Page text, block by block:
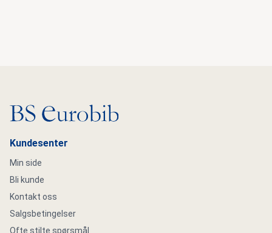
Gå til hovedsiden
Kundesenter
Min side
Bli kunde
Kontakt oss
Salgsbetingelser
Ofte stilte spørsmål